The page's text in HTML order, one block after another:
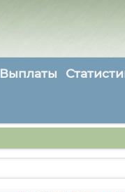
Выплаты